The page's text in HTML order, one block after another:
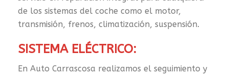
de los sistemas del coche como el motor,
transmisión, frenos, climatización, suspensión.
SISTEMA ELÉCTRICO:
En Auto Carrascosa realizamos el seguimiento y